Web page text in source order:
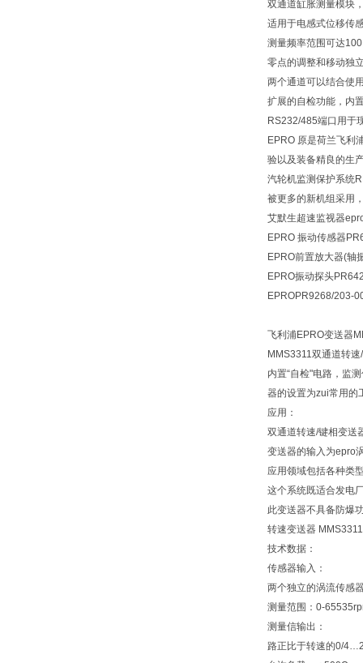
双通道缸胀测量模块
适用于电感式位移传
测量频率范围可达
零点的调整和移动独
两个通道可以结合使
扩展的自检功能，内
RS232/485端口用于
EPRO 原是荷兰飞利
验以及装备精良的生
汽轮机监测保护系统
被更多的新机组采用
艾默生超速监视器
EPRO 振动传感器
EPRO前置放大器(
EPRO振动探头
EPROPR9268/203-
飞利浦EPRO变送器
MMS3311双通道转
内置“自检"电路，监
器的设置为zui常用的
应用：
双通道转速/键相变送
变送器的输入为
应用领域包括各种类
这个系统既适合发电
此变送器不具备防爆
转速变送器
技术数据：
传感器输入：
两个独立的涡流传
测量范围：0-
测量信输出：
路正比于转速的0/